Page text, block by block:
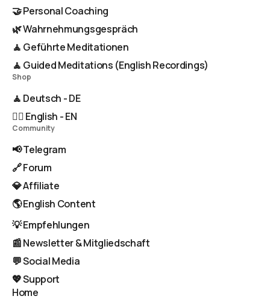
🤝 Personal Coaching
🌿 Wahrnehmungsgespräch
🧘 Geführte Meditationen
🧘 Guided Meditations (English Recordings)
Shop
🧘 Deutsch - DE
🧘‍♂️ English - EN
Community
📢 Telegram
🔗 Forum
💎 Affiliate
🌎 English Content
💡 Empfehlungen
📰 Newsletter & Mitgliedschaft
💬 Social Media
💖 Support
Home